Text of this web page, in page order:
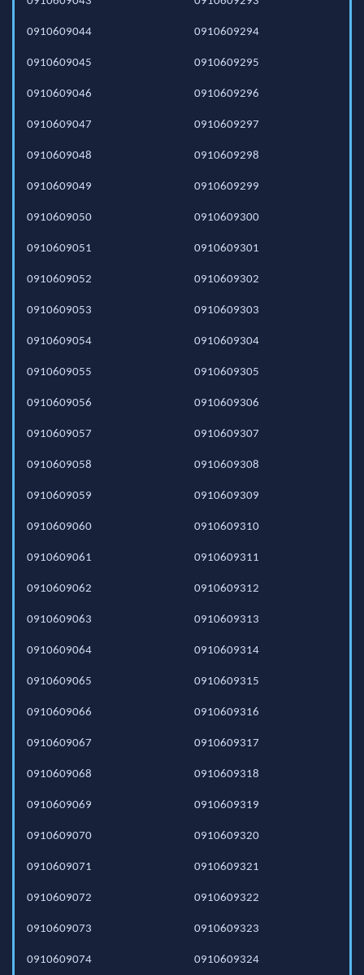
0910609044
0910609045
0910609046
0910609047
0910609048
0910609049
0910609050
0910609051
0910609052
0910609053
0910609054
0910609055
0910609056
0910609057
0910609058
0910609059
0910609060
0910609061
0910609062
0910609063
0910609064
0910609065
0910609066
0910609067
0910609068
0910609069
0910609070
0910609071
0910609072
0910609073
0910609074
0910609294
0910609295
0910609296
0910609297
0910609298
0910609299
0910609300
0910609301
0910609302
0910609303
0910609304
0910609305
0910609306
0910609307
0910609308
0910609309
0910609310
0910609311
0910609312
0910609313
0910609314
0910609315
0910609316
0910609317
0910609318
0910609319
0910609320
0910609321
0910609322
0910609323
0910609324